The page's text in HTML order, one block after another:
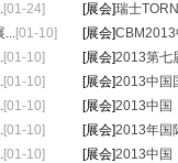
[01-24] [展会]瑞士
...[01-10] [展会]CBM2013
[01-10] [展会]2013第七
[01-10] [展会]2013中国
[01-10] [展会]2013中国
[01-10] [展会]2013年国
[01-10] [展会]2013中国